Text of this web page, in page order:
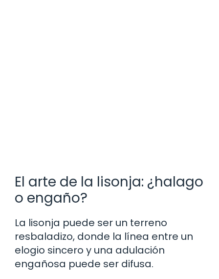
El arte de la lisonja: ¿halago
o engaño?
La lisonja puede ser un terreno
resbaladizo, donde la línea entre un
elogio sincero y una adulación
engañosa puede ser difusa.